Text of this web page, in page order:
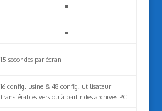
■
■
15 secondes par écran
16 config. usine & 48 config. utilisateur
transférables vers ou à partir des archives PC